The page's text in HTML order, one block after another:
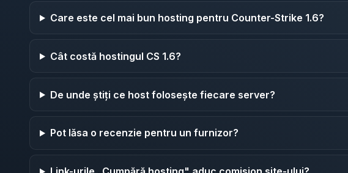
Care este cel mai bun hosting pentru Counter-Strike 1.6?
Cât costă hostingul CS 1.6?
De unde știți ce host folosește fiecare server?
Pot lăsa o recenzie pentru un furnizor?